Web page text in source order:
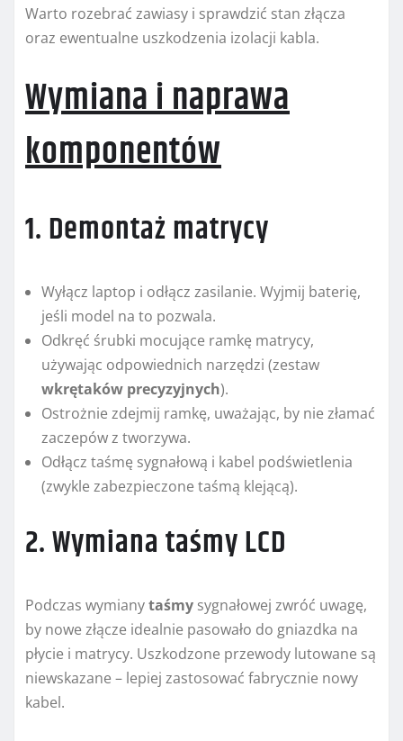
Warto rozebrać zawiasy i sprawdzić stan złącza
oraz ewentualne uszkodzenia izolacji kabla.
Wymiana i naprawa
komponentów
1. Demontaż matrycy
Wyłącz laptop i odłącz zasilanie. Wyjmij baterię,
jeśli model na to pozwala.
Odkręć śrubki mocujące ramkę matrycy,
używając odpowiednich narzędzi (zestaw
wkrętaków precyzyjnych).
Ostrożnie zdejmij ramkę, uważając, by nie złamać
zaczepów z tworzywa.
Odłącz taśmę sygnałową i kabel podświetlenia
(zwykle zabezpieczone taśmą klejącą).
2. Wymiana taśmy LCD
Podczas wymianytaśmy sygnałowej zwróć uwagę,
by nowe złącze idealnie pasowało do gniazdka na
płycie i matrycy. Uszkodzone przewody lutowane są
niewskazane – lepiej zastosować fabrycznie nowy
kabel.